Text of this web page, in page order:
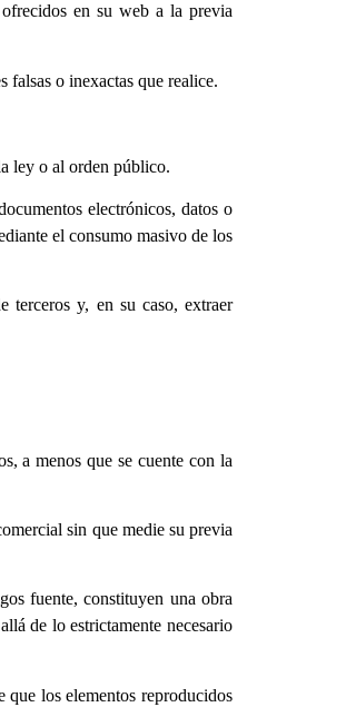
en su web a la previa
o inexactas que realice.
ley o al orden público.
electrónicos, datos o
el consumo masivo de los
terceros y, en su caso, extraer
a menos que se cuente con la
sin que medie su previa
fuente, constituyen una obra
de lo estrictamente necesario
que los elementos reproducidos